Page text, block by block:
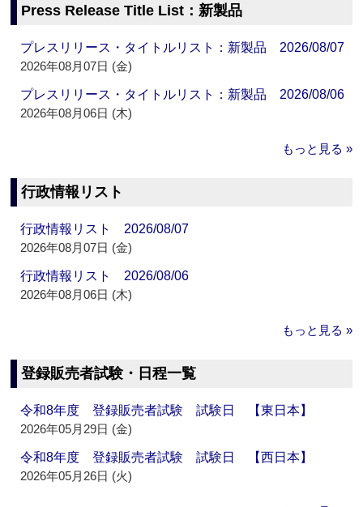
Press Release Title List：新製品
プレスリリース・タイトルリスト：新製品 2026/08/07
2026年08月07日 (金)
プレスリリース・タイトルリスト：新製品 2026/08/06
2026年08月06日 (木)
もっと見る »
行政情報リスト
行政情報リスト 2026/08/07
2026年08月07日 (金)
行政情報リスト 2026/08/06
2026年08月06日 (木)
もっと見る »
登録販売者試験・日程一覧
令和8年度 登録販売者試験 試験日 【東日本】
2026年05月29日 (金)
令和8年度 登録販売者試験 試験日 【西日本】
2026年05月26日 (火)